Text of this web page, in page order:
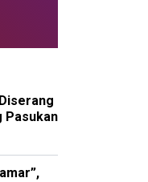
Pasukan